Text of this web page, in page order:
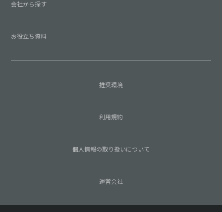
会社から探す
お役立ち資料
推奨環境
利用規約
個人情報の取り扱いについて
運営会社